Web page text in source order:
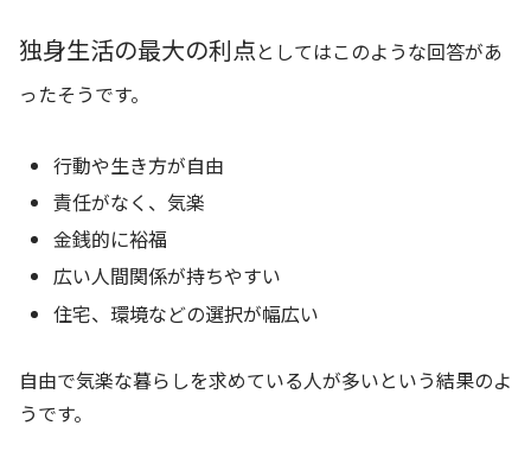
独身生活の最大の利点としてはこのような回答があ
ったそうです。
行動や生き方が自由
責任がなく、気楽
金銭的に裕福
広い人間関係が持ちやすい
住宅、環境などの選択が幅広い
自由で気楽な暮らしを求めている人が多いという結果のよ
うです。